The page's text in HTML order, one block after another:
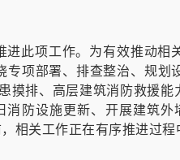
进此项工作。为有效推动
专项部署、排查整治、规
摸排、高层建筑消防救援
消防设施更新、开展建筑
相关工作正在有序推进过程